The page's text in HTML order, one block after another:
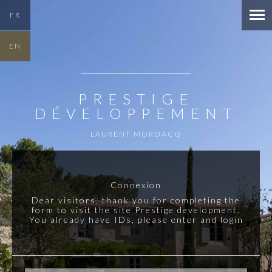
FR
EN
PRESTIGE
DÉVELOPPEMENT
LAURENT MORDACQ
Connexion
Dear visitors, thank you for completing the
form to visit the site Prestige development.
You already have IDs, please enter and login